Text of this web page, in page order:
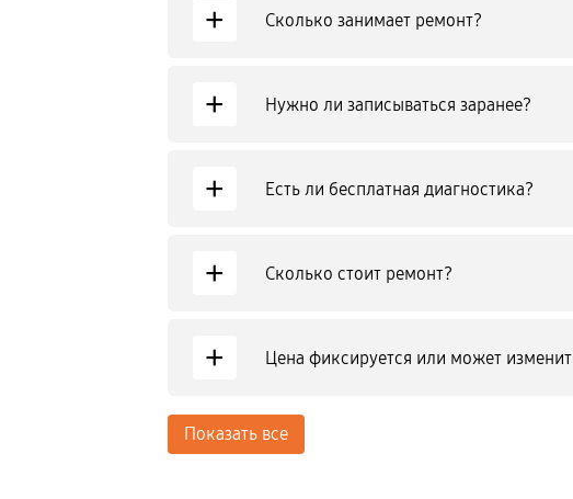
+ Сколько занимает ремонт?
+ Нужно ли записываться заранее?
+ Есть ли бесплатная диагностика?
+ Сколько стоит ремонт?
+ Цена фиксируется или может
Показать все